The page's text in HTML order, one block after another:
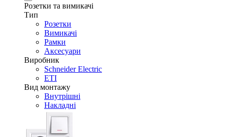
Розетки та вимикачі
Тип
Розетки
Вимикачі
Рамки
Аксесуари
Виробник
Schneider Electric
ETI
Вид монтажу
Внутрішні
Накладні